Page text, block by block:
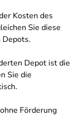
Kosten des
Sie diese
Depots.
Depot ist die
Sie die
Förderung